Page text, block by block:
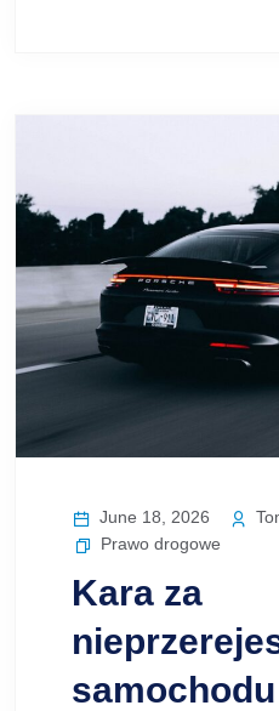
June 18, 2026
Prawo drogowe
Kara za